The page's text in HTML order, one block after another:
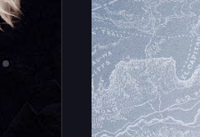
заранее
подходят
в